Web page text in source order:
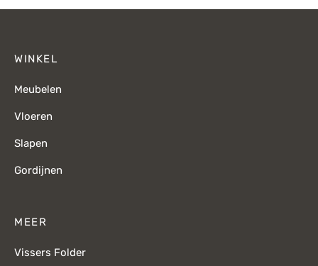
WINKEL
Meubelen
Vloeren
Slapen
Gordijnen
MEER
Vissers Folder